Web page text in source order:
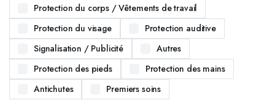
Protection du corps / Vêtements de travail
Protection du visage
Protection auditive
Signalisation / Publicité
Autres
Protection des pieds
Protection des mains
Antichutes
Premiers soins